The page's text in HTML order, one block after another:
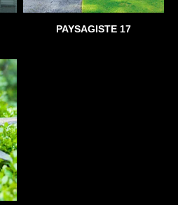
PAYSAGISTE 17